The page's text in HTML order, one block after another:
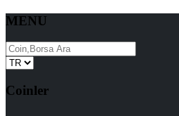
MENU
Coinler